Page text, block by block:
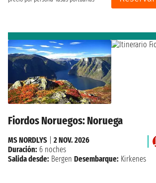
Fiordos Noruegos: Noruega
MS NORDLYS
2 NOV. 2026
Duración: 6 noches
Salida desde: Bergen Desembarque: Kirkenes